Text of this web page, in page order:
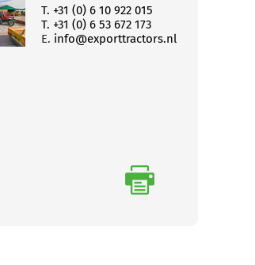
T. +31 (0) 6 10 922 015
T. +31 (0) 6 53 672 173
E. info@exporttractors.nl